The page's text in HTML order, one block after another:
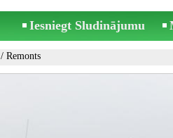
Iesniegt Sludinājumu
/ Remonts